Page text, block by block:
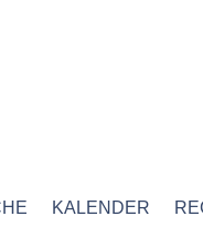
KALENDER